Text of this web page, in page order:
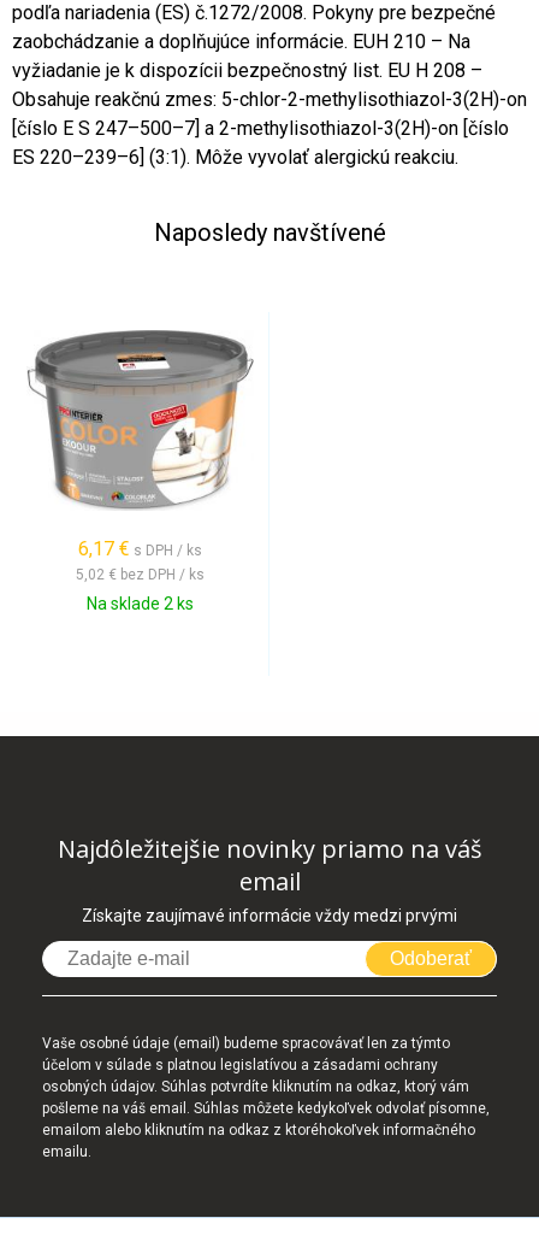
podľa nariadenia (ES) č.1272/2008. Pokyny pre bezpečné
zaobchádzanie a doplňujúce informácie. EUH 210 – Na
vyžiadanie je k dispozícii bezpečnostný list. EU H 208 –
Obsahuje reakčnú zmes: 5-chlor-2-methylisothiazol-3(2H)-on
[číslo E S 247–500–7] a 2-methylisothiazol-3(2H)-on [číslo
ES 220–239–6] (3:1). Môže vyvolať alergickú reakciu.
Naposledy navštívené
6,17 € s DPH / ks
5,02 € bez DPH / ks
Na sklade 2 ks
Najdôležitejšie novinky priamo na váš
email
Získajte zaujímavé informácie vždy medzi prvými
Odoberať
Vaše osobné údaje (email) budeme spracovávať len za týmto
účelom v súlade s platnou legislatívou a zásadami ochrany
osobných údajov. Súhlas potvrdíte kliknutím na odkaz, ktorý vám
pošleme na váš email. Súhlas môžete kedykoľvek odvolať písomne,
emailom alebo kliknutím na odkaz z ktoréhokoľvek informačného
emailu.